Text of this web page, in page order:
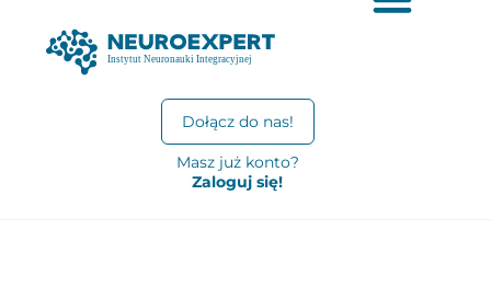
Dołącz do nas!
Masz już konto?
Zaloguj się!